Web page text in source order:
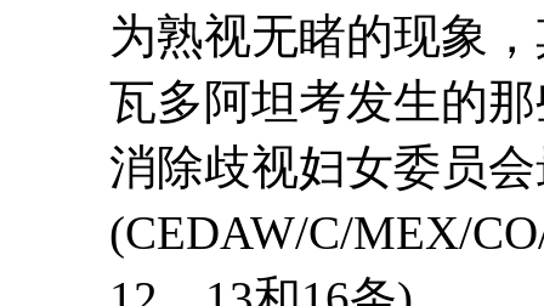
为熟视无睹的现象
瓦多阿坦考发生的
消除歧视妇女委员
(CEDAW/C/MEX/